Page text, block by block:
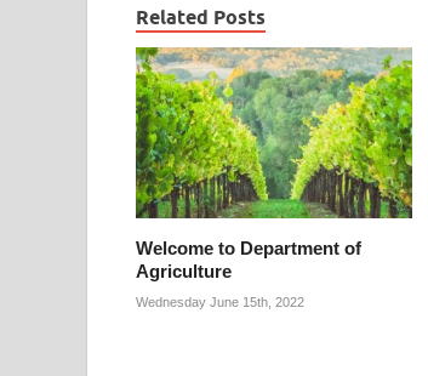
Related Posts
Welcome to Department of
Agriculture
Wednesday June 15th, 2022